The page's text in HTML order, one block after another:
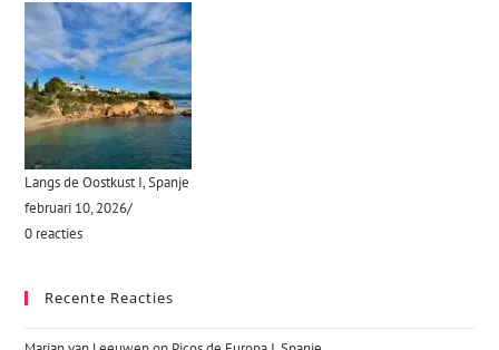
Langs de Oostkust I, Spanje
februari 10, 2026/
0 reacties
Recente Reacties